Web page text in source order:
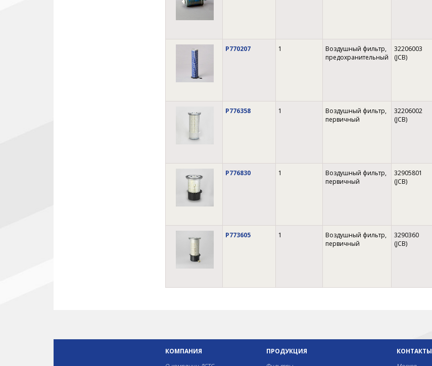
P770207 1
Воздушный фильтр,
предохранительный
32206003
(JCB)
P776358 1
Воздушный фильтр,
первичный
32206002
(JCB)
P776830 1
Воздушный фильтр,
первичный
32905801
(JCB)
P773605 1
Воздушный фильтр,
первичный
3290360
(JCB)
КОМПАНИЯ
ПРОДУКЦИЯ
КОНТАКТЫ